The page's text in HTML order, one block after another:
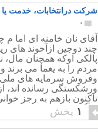
شرکت درانتخابات، خدمت
۰
آقای نان خامنه ای اما م
چند دوجین ازآخوند های
پالکی اوکه همچنان
مردم را به یغما می برند
وفروش سرمایه های ملی
ورشکستگی رسانده اند،
تاکنون بازهم به رجز
نا آگاه وبی سواد را به
۱ پخش